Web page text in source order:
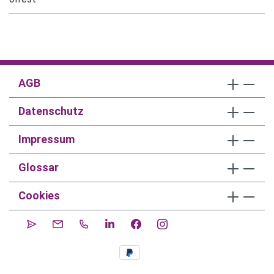
AGB
Datenschutz
Impressum
Glossar
Cookies